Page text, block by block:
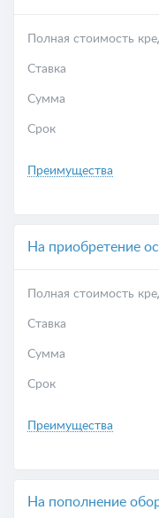
Полная стоимость
Ставка
Сумма
Срок
Преимущества
На приобретение
Полная стоимость
Ставка
Сумма
Срок
Преимущества
На пополнение